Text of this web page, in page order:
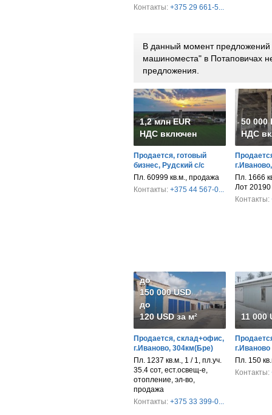
Контакты: +375 29 661-5...
В данный момент
машиноместа" в Потаповичах
предложения.
1,2 млн EUR
НДС включен
Продается, готовый
бизнес, Рудский с/с
Пл. 60999 кв.м., продажа
Контакты: +375 44 567-0...
50 000
НДС
Пл. 1666
Лот 20190
Контакты:
до
150 000 USD
до
120 USD за м²
Продается, склад+офис,
г.Иваново, 304км(Бре)
Пл. 1237 кв.м., 1 / 1, пл.уч.
35.4 сот, ест.освещ-е,
отопление, эл-во,
продажа
Контакты: +375 33 399-0...
11 000
г.Иваново
Пл. 150
Контакты: